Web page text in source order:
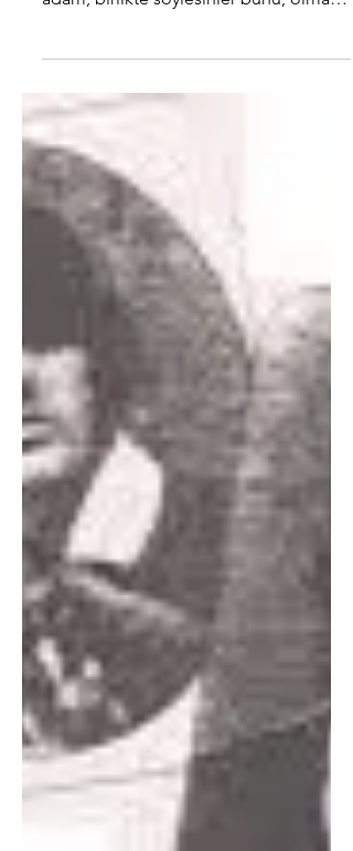
teyzem ile yaşı altmışları aşmış bir
mı? İkimiz de tüm...